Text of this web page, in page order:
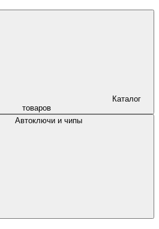
Каталог
товаров
Автоключи и чипы